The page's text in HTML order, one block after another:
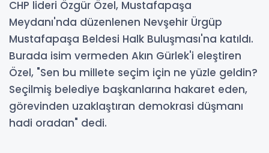
CHP lideri Özgür Özel, Mustafapaşa
Meydanı'nda düzenlenen Nevşehir Ürgüp
Mustafapaşa Beldesi Halk Buluşması'na katıldı.
Burada isim vermeden Akın Gürlek'i eleştiren
Özel, "Sen bu millete seçim için ne yüzle geldin?
Seçilmiş belediye başkanlarına hakaret eden,
görevinden uzaklaştıran demokrasi düşmanı
hadi oradan" dedi.